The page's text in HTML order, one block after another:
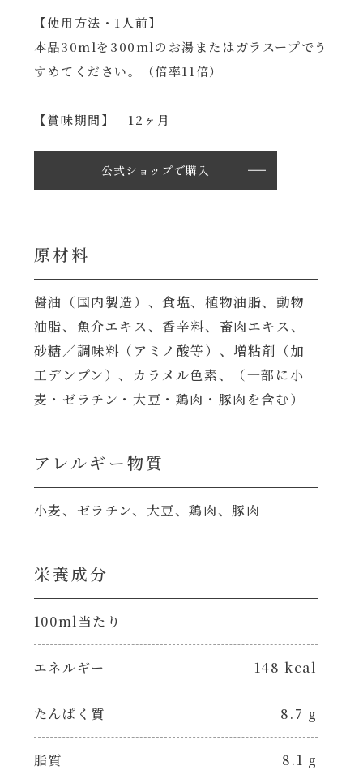
【使用方法・1人前】
本品30mlを300mlのお湯またはガラスープでう
すめてください。（倍率11倍）
【賞味期間】 12ヶ月
公式ショップで購入
原材料
醤油（国内製造）、食塩、植物油脂、動物
油脂、魚介エキス、香辛料、畜肉エキス、
砂糖／調味料（アミノ酸等）、増粘剤（加
工デンプン）、カラメル色素、（一部に小
麦・ゼラチン・大豆・鶏肉・豚肉を含む）
アレルギー物質
小麦、ゼラチン、大豆、鶏肉、豚肉
栄養成分
100ml当たり
エネルギー 148 kcal
たんぱく質 8.7 g
脂質 8.1 g